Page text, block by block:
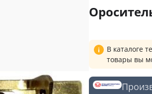
В каталоге
товары вы